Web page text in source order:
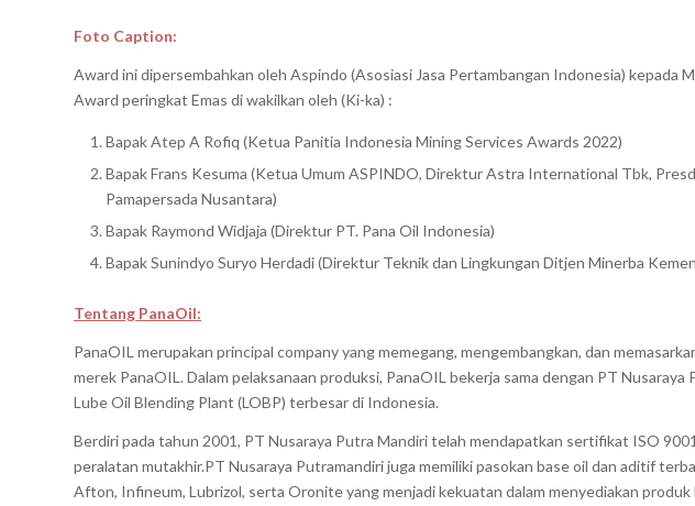
Foto Caption:
Award ini dipersembahkan oleh Aspindo (Asosiasi Jasa Pertambangan Indonesia) kepada
Award peringkat Emas di wakilkan oleh (Ki-ka) :
Bapak Atep A Rofiq (Ketua Panitia Indonesia Mining Services Awards 2022)
Bapak Frans Kesuma (Ketua Umum ASPINDO, Direktur Astra International Tbk,
Pamapersada Nusantara)
Bapak Raymond Widjaja (Direktur PT. Pana Oil Indonesia)
Bapak Sunindyo Suryo Herdadi (Direktur Teknik dan Lingkungan Ditjen Minerba
Tentang PanaOil:
PanaOIL merupakan principal company yang memegang, mengembangkan, dan
merek PanaOIL. Dalam pelaksanaan produksi, PanaOIL bekerja sama dengan PT
Lube Oil Blending Plant (LOBP) terbesar di Indonesia.
Berdiri pada tahun 2001, PT Nusaraya Putra Mandiri telah mendapatkan sertifikat ISO
peralatan mutakhir.PT Nusaraya Putramandiri juga memiliki pasokan base oil dan aditif
Afton, Infineum, Lubrizol, serta Oronite yang menjadi kekuatan dalam menyediakan